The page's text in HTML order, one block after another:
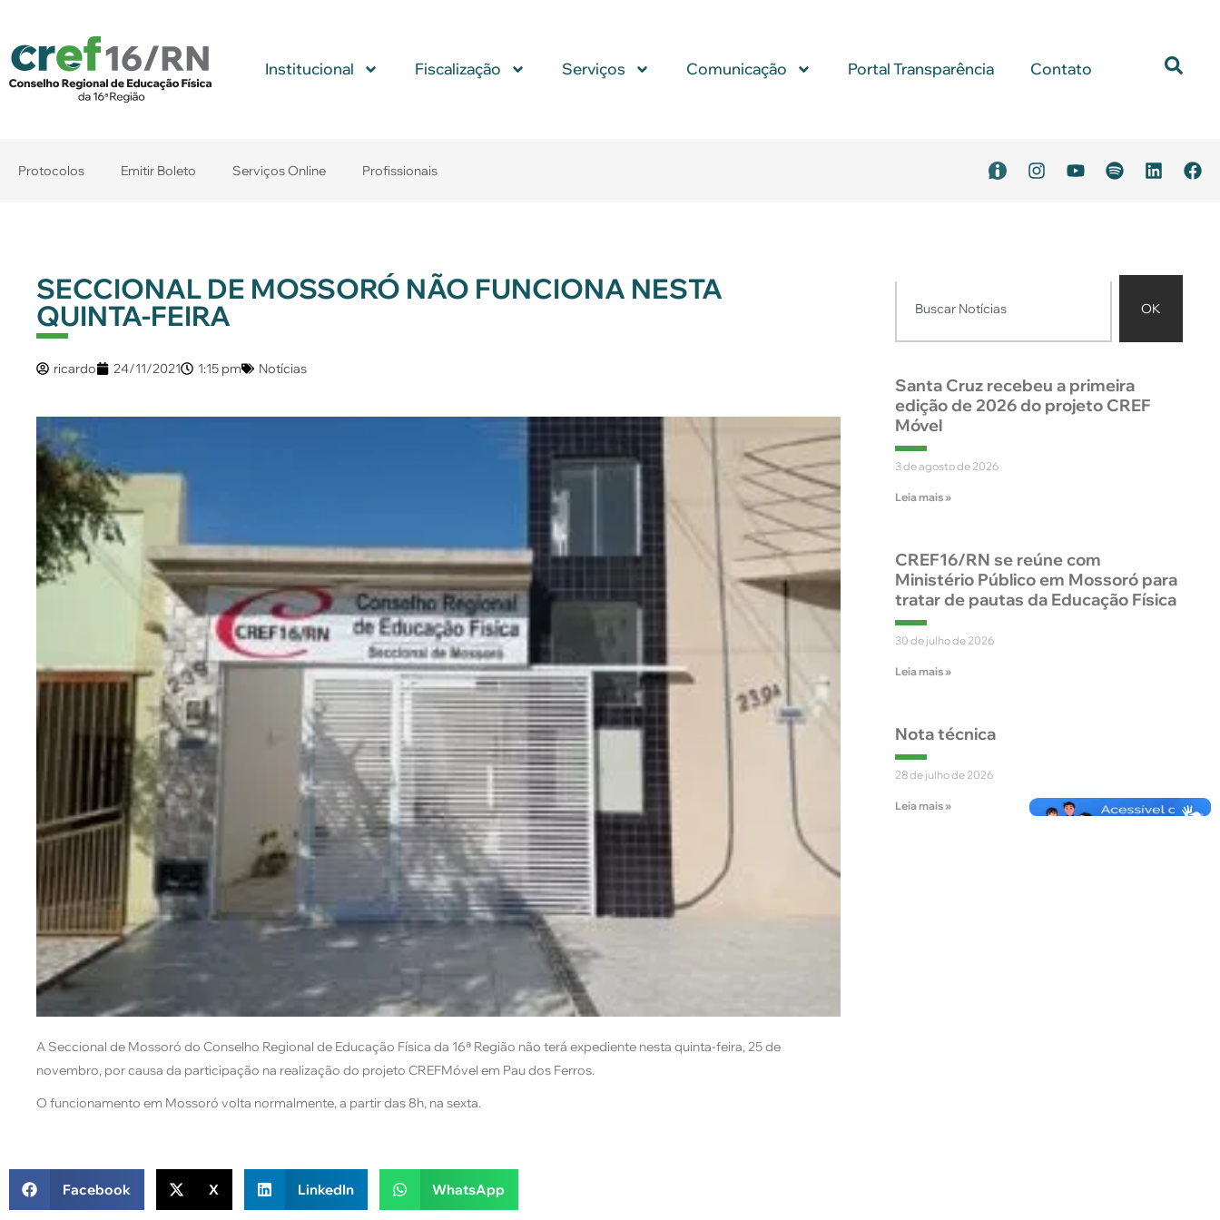
Institucional Fiscalização Serviços Comunicação Portal Transparência Contato
Protocolos Emitir Boleto Serviços Online Profissionais
SECCIONAL DE MOSSORÓ NÃO FUNCIONA NESTA
QUINTA-FEIRA
ricardo 24/11/2021 1:15 pm Notícias
A Seccional de Mossoró do Conselho Regional de Educação Física da 16ª Região não terá expediente nesta quinta-feira, 25 de
novembro, por causa da participação na realização do projeto CREFMóvel em Pau dos Ferros.
O funcionamento em Mossoró volta normalmente, a partir das 8h, na sexta.
OK
Santa Cruz recebeu a primeira
edição de 2026 do projeto CREF
Móvel
3 de agosto de 2026
Leia mais »
CREF16/RN se reúne com
Ministério Público em Mossoró para
tratar de pautas da Educação Física
30 de julho de 2026
Leia mais »
Nota técnica
28 de julho de 2026
Leia mais »
Facebook X LinkedIn WhatsApp